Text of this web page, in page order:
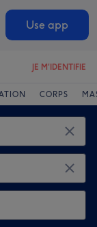
Use app
JE M'IDENTIFIE
CORPS